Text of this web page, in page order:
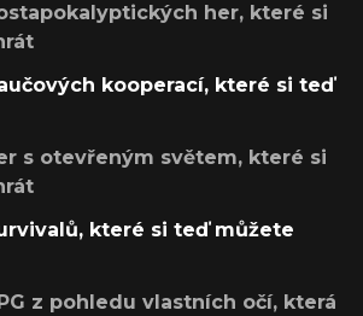
her, které si
kooperací, které si teď
s otevřeným světem, které si
které si teď můžete
z pohledu vlastních očí, která